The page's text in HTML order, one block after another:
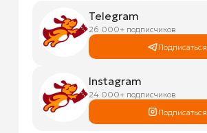
Telegram
26 000+ подписчиков
Подписаться
Instagram
24 000+ подписчиков
Подписаться